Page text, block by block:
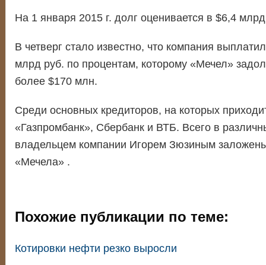
На 1 января 2015 г. долг оценивается в $6,4
В четверг стало известно, что компания
млрд руб. по процентам, которому «Мечел»
более $170 млн.
Среди основных кредиторов, на которых
«Газпромбанк», Сбербанк и ВТБ. Всего в
владельцем компании Игорем Зюзиным
«Мечела» .
Похожие публикации по теме:
Котировки нефти резко выросли